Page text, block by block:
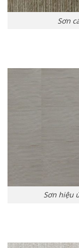
Sơn
Sơn hiệu